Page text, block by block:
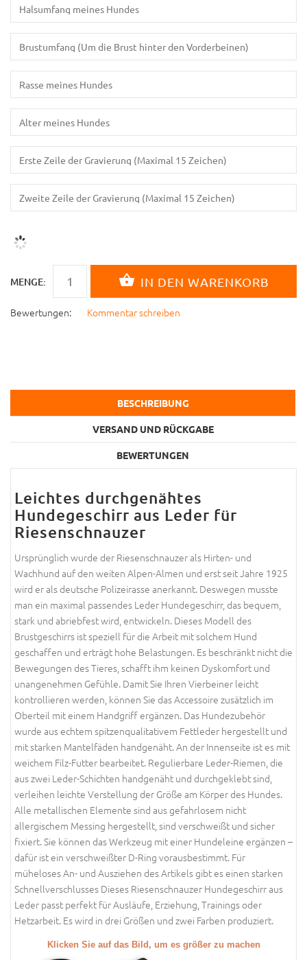
MENGE:
Bewertungen: Kommentar schreiben
BESCHREIBUNG
VERSAND UND RÜCKGABE
BEWERTUNGEN
Leichtes durchgenähtes
Hundegeschirr aus Leder für
Riesenschnauzer
Ursprünglich wurde der Riesenschnauzer als Hirten- und
Wachhund auf den weiten Alpen-Almen und erst seit Jahre 1925
wird er als deutsche Polizeirasse anerkannt. Deswegen musste
man ein maximal passendes Leder Hundegeschirr, das bequem,
stark und abriebfest wird, entwickeln. Dieses Modell des
Brustgeschirrs ist speziell für die Arbeit mit solchem Hund
geschaffen und erträgt hohe Belastungen. Es beschränkt nicht die
Bewegungen des Tieres, schafft ihm keinen Dyskomfort und
unangenehmen Gefühle. Damit Sie Ihren Vierbeiner leicht
kontrollieren werden, können Sie das Accessoire zusätzlich im
Oberteil mit einem Handgriff ergänzen. Das Hundezubehör
wurde aus echtem spitzenqualitativem Fettleder hergestellt und
mit starken Mantelfäden handgenäht. An der Innenseite ist es mit
weichem Filz-Futter bearbeitet. Regulierbare Leder-Riemen, die
aus zwei Leder-Schichten handgenäht und durchgeklebt sind,
verleihen leichte Verstellung der Größe am Körper des Hundes.
Alle metallischen Elemente sind aus gefahrlosem nicht
allergischem Messing hergestellt, sind verschweißt und sicher
fixiert. Sie können das Werkzeug mit einer Hundeleine ergänzen –
dafür ist ein verschweißter D-Ring vorausbestimmt. Für
müheloses An- und Ausziehen des Artikels gibt es einen starken
Schnellverschlusses Dieses Riesenschnauzer Hundegeschirr aus
Leder passt perfekt für Ausläufe, Erziehung, Trainings oder
Hetzarbeit. Es wird in drei Größen und zwei Farben produziert.
Klicken Sie auf das Bild, um es größer zu machen